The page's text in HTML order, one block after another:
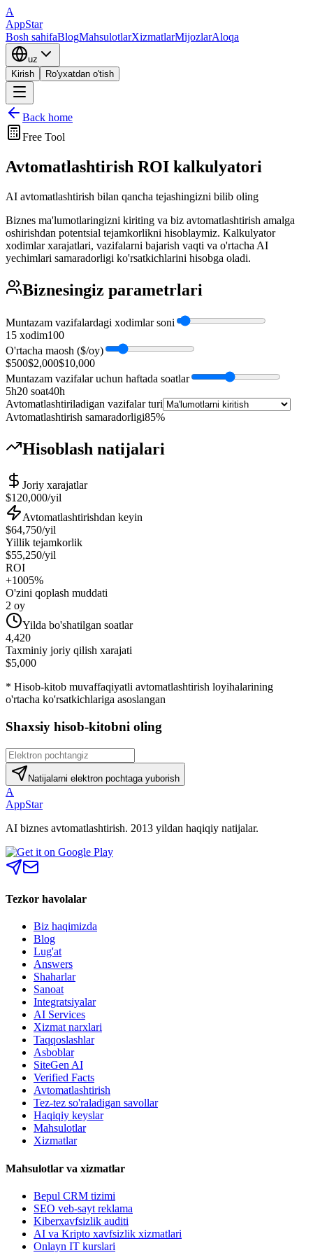
A
AppStar
Bosh sahifaBlogMahsulotlarXizmatlarMijozlarAloqa
uz
Kirish
Ro'yxatdan o'tish
Back home
Free Tool
Avtomatlashtirish ROI kalkulyatori
AI avtomatlashtirish bilan qancha tejashingizni bilib oling
Biznes ma'lumotlaringizni kiriting va biz avtomatlashtirish amalga
oshirishdan potentsial tejamkorlikni hisoblaymiz. Kalkulyator
xodimlar xarajatlari, vazifalarni bajarish vaqti va o'rtacha AI
yechimlari samaradorligi ko'rsatkichlarini hisobga oladi.
Biznesingiz parametrlari
Muntazam vazifalardagi xodimlar soni
1 5 xodim100
O'rtacha maosh ($/oy)
$500$2,000$10,000
Muntazam vazifalar uchun haftada soatlar
5h20 soat40h
Avtomatlashtiriladigan vazifalar turi
Avtomatlashtirish samaradorligi85%
Hisoblash natijalari
Joriy xarajatlar
$120,000/yil
Avtomatlashtirishdan keyin
$64,750/yil
Yillik tejamkorlik
$55,250/yil
ROI
+1005%
O'zini qoplash muddati
2 oy
Yilda bo'shatilgan soatlar
4,420
Taxminiy joriy qilish xarajati
$5,000
* Hisob-kitob muvaffaqiyatli avtomatlashtirish loyihalarining
o'rtacha ko'rsatkichlariga asoslangan
Shaxsiy hisob-kitobni oling
Natijalarni elektron pochtaga yuborish
A
AppStar
AI biznes avtomatlashtirish. 2013 yildan haqiqiy natijalar.
Tezkor havolalar
Biz haqimizda
Blog
Lug'at
Answers
Shaharlar
Sanoat
Integratsiyalar
AI Services
Xizmat narxlari
Taqqoslashlar
Asboblar
SiteGen AI
Verified Facts
Avtomatlashtirish
Tez-tez so'raladigan savollar
Haqiqiy keyslar
Mahsulotlar
Xizmatlar
Mahsulotlar va xizmatlar
Bepul CRM tizimi
SEO veb-sayt reklama
Kiberxavfsizlik auditi
AI va Kripto xavfsizlik xizmatlari
Onlayn IT kurslari